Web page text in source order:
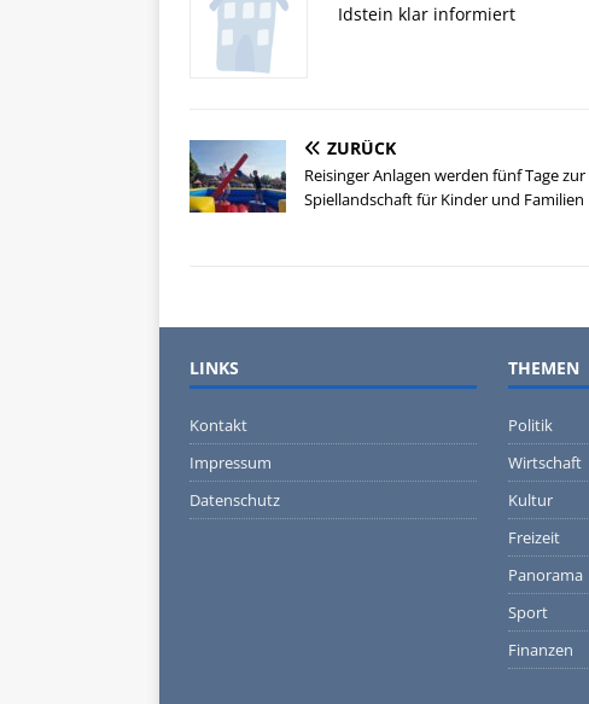
Idstein klar informiert
ZURÜCK
Reisinger Anlagen werden fünf Tage zur
Spiellandschaft für Kinder und Familien
LINKS
Kontakt
Impressum
Datenschutz
THEMEN
Politik
Wirtschaft
Kultur
Freizeit
Panorama
Sport
Finanzen